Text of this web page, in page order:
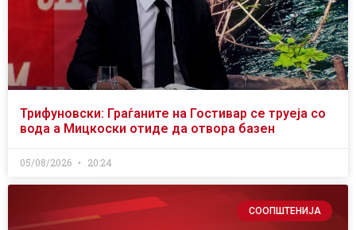
Трифуновски: Граѓаните на Гостивар се труеја со
вода а Мицкоски отиде да отвора базен
05/08/2026 20:24
СООПШТЕНИЈА